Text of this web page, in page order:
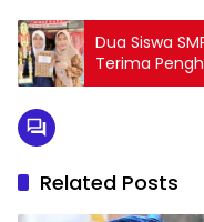
Dua Siswa
Terima
Kejuaraan
Related Posts